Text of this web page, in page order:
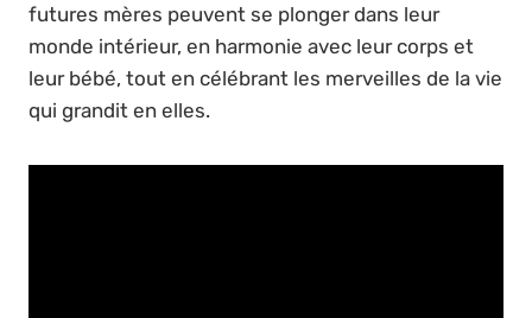
futures mères peuvent se plonger dans leur
monde intérieur, en harmonie avec leur corps et
leur bébé, tout en célébrant les merveilles de la vie
qui grandit en elles.